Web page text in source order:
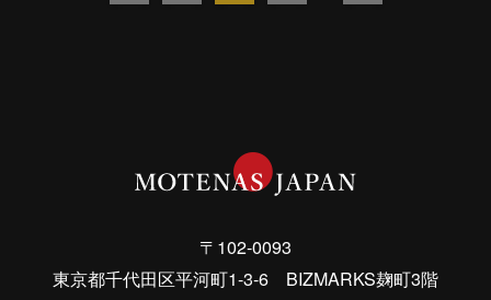
〒102-0093
東京都千代田区平河町1-3-6 BIZMARKS麹町3階